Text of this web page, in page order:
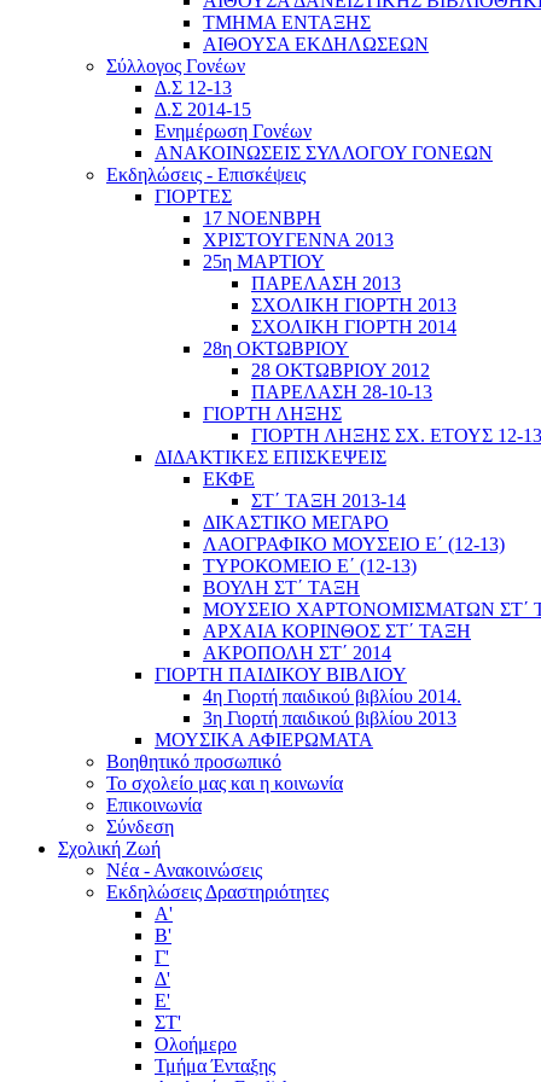
ΤΜΗΜΑ ΕΝΤΑΞΗΣ
ΑΙΘΟΥΣΑ ΕΚΔΗΛΩΣΕΩΝ
Σύλλογος Γονέων
Δ.Σ 12-13
Δ.Σ 2014-15
Ενημέρωση Γονέων
ΑΝΑΚΟΙΝΩΣΕΙΣ ΣΥΛΛΟΓΟΥ ΓΟΝΕΩΝ
Εκδηλώσεις - Επισκέψεις
ΓΙΟΡΤΕΣ
17 ΝΟΕΝΒΡΗ
ΧΡΙΣΤΟΥΓΕΝΝΑ 2013
25η ΜΑΡΤΙΟΥ
ΠΑΡΕΛΑΣΗ 2013
ΣΧΟΛΙΚΗ ΓΙΟΡΤΗ 2013
ΣΧΟΛΙΚΗ ΓΙΟΡΤΗ 2014
28η ΟΚΤΩΒΡΙΟΥ
28 ΟΚΤΩΒΡΙΟΥ 2012
ΠΑΡΕΛΑΣΗ 28-10-13
ΓΙΟΡΤΗ ΛΗΞΗΣ
ΓΙΟΡΤΗ ΛΗΞΗΣ ΣΧ. ΕΤΟΥΣ 12-13
ΔΙΔΑΚΤΙΚΕΣ ΕΠΙΣΚΕΨΕΙΣ
ΕΚΦΕ
ΣΤ΄ ΤΑΞΗ 2013-14
ΔΙΚΑΣΤΙΚΟ ΜΕΓΑΡΟ
ΛΑΟΓΡΑΦΙΚΟ ΜΟΥΣΕΙΟ Ε΄ (12-13)
ΤΥΡΟΚΟΜΕΙΟ Ε΄ (12-13)
ΒΟΥΛΗ ΣΤ΄ ΤΑΞΗ
ΜΟΥΣΕΙΟ ΧΑΡΤΟΝΟΜΙΣΜΑΤΩΝ ΣΤ΄
ΑΡΧΑΙΑ ΚΟΡΙΝΘΟΣ ΣΤ΄ ΤΑΞΗ
ΑΚΡΟΠΟΛΗ ΣΤ΄ 2014
ΓΙΟΡΤΗ ΠΑΙΔΙΚΟΥ ΒΙΒΛΙΟΥ
4η Γιορτή παιδικού βιβλίου 2014.
3η Γιορτή παιδικού βιβλίου 2013
ΜΟΥΣΙΚΑ ΑΦΙΕΡΩΜΑΤΑ
Βοηθητικό προσωπικό
Το σχολείο μας και η κοινωνία
Επικοινωνία
Σύνδεση
Σχολική Ζωή
Νέα - Ανακοινώσεις
Εκδηλώσεις Δραστηριότητες
Α'
Β'
Γ'
Δ'
Ε'
ΣΤ'
Ολοήμερο
Τμήμα Ένταξης